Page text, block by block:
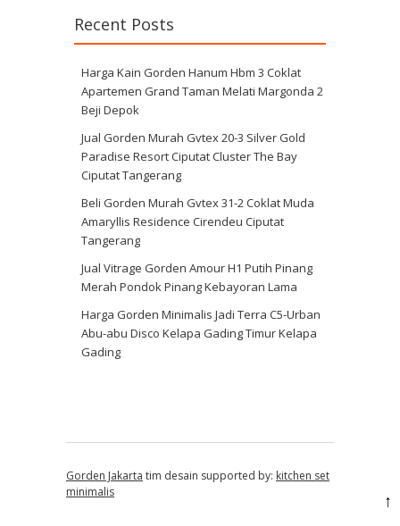
Recent Posts
Harga Kain Gorden Hanum Hbm 3 Coklat
Apartemen Grand Taman Melati Margonda 2
Beji Depok
Jual Gorden Murah Gvtex 20-3 Silver Gold
Paradise Resort Ciputat Cluster The Bay
Ciputat Tangerang
Beli Gorden Murah Gvtex 31-2 Coklat Muda
Amaryllis Residence Cirendeu Ciputat
Tangerang
Jual Vitrage Gorden Amour H1 Putih Pinang
Merah Pondok Pinang Kebayoran Lama
Harga Gorden Minimalis Jadi Terra C5-Urban
Abu-abu Disco Kelapa Gading Timur Kelapa
Gading
Gorden Jakarta tim desain supported by: kitchen set
minimalis
↑